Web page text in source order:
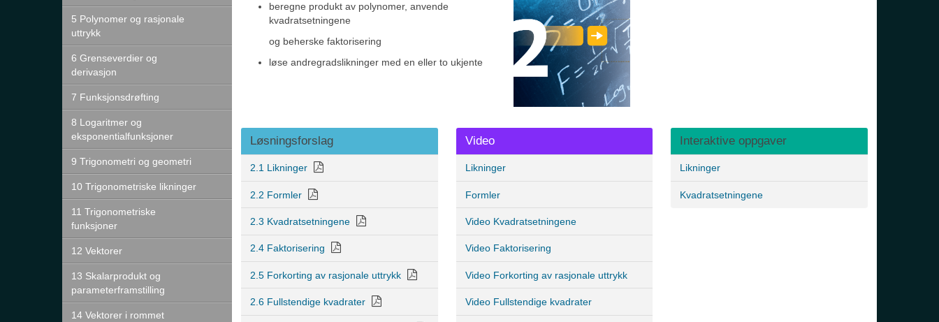
5 Polynomer og rasjonale
uttrykk
6 Grenseverdier og
derivasjon
7 Funksjonsdrøfting
8 Logaritmer og
eksponentialfunksjoner
9 Trigonometri og geometri
10 Trigonometriske likninger
11 Trigonometriske
funksjoner
12 Vektorer
13 Skalarprodukt og
parameterframstilling
14 Vektorer i rommet
beregne produkt av polynomer, anvende
kvadratsetningene
og beherske faktorisering
løse andregradslikninger med en eller to ukjente
Løsningsforslag
2.1 Likninger
2.2 Formler
2.3 Kvadratsetningene
2.4 Faktorisering
2.5 Forkorting av rasjonale uttrykk
2.6 Fullstendige kvadrater
Video
Likninger
Formler
Video Kvadratsetningene
Video Faktorisering
Video Forkorting av rasjonale uttrykk
Video Fullstendige kvadrater
Interaktive oppgaver
Likninger
Kvadratsetningene